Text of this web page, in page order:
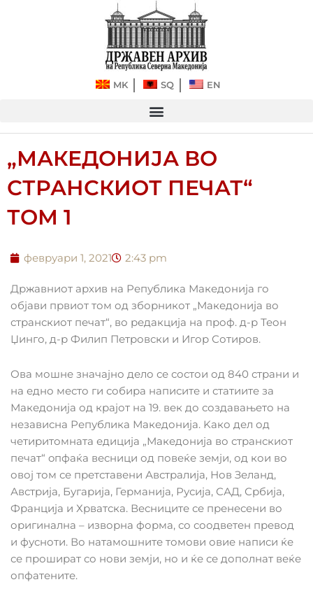
MK SQ EN
„МАКЕДОНИЈА ВО
СТРАНСКИОТ ПЕЧАТ“
ТОМ 1
февруари 1, 2021 2:43 pm
Државниот архив на Република Македонија го
објави првиот том од зборникот „Македонија во
странскиот печат“, во редакција на проф. д-р Теон
Џинго, д-р Филип Петровски и Игор Сотиров.
Ова мошне значајно дело се состои од 840 страни и
на едно место ги собира написите и статиите за
Македонија од крајот на 19. век до создавањето на
независна Република Македонија. Kако дел од
четиритомната едиција „Македонија во странскиот
печат“ oпфаќа весници од повеќе земји, од кои во
овој том се претставени Австралија, Нов Зеланд,
Австрија, Бугарија, Германија, Русија, САД, Србија,
Франција и Хрватска. Весниците се пренесени во
оригинална – изворна форма, со соодветен превод
и фусноти. Во натамошните томови овие написи ќе
се прошират со нови земји, но и ќе се дополнат веќе
опфатените.